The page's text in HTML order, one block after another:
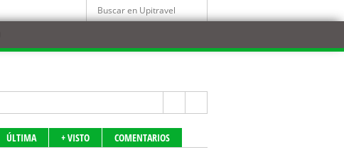
ÚLTIMA + VISTO COMENTARIOS